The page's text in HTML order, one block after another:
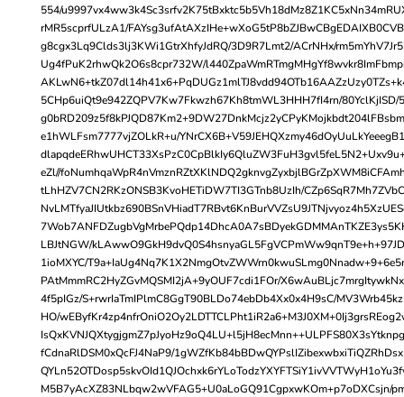
554/
rMR5scprfULzA1/
g8cgx3Lq9Clds3lj3KWi1GtrXhfyJdRQ/3D9R7Lmt2/ACrNHx/
Ug4fPuK2rhwQk2O6s8cpr732W/
5CHp6uiQt9e942ZQPV7Kw7Fkwzh67Kh8tmWL3HHH7fI4rn/80YclKjISD/
e1hWLFsm7777vjZOLkR+u/
eZl//
tLhHZV7CN2RKzONSB3KvoHETiDW7TI3GTnb8UzIh/
LBJtNGW/
1ioMXYC/
PAtMmmRC2HyZGvMQSMI2jA+9yOUF7cdi1FOr/
4f5pIGz/S+rwrIaTmIPlmC8GgT90BLDo74ebDb4Xx0x4H9sC/
HO/
fCdnaRlDSM0xQcFJ4NaP9/
M5B7yAcXZ83NLbqw2wVFAG5+U0aLoGQ91CgpxwKOm+p7oDXCsjn/